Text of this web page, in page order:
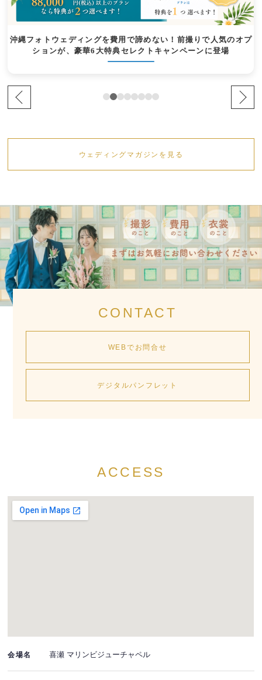
沖縄フォトウェディングを費用で諦めない！前撮りで人気のオプ
ションが、豪華6大特典セレクトキャンペーンに登場
ウェディングマガジンを見る
CONTACT
WEBでお問合せ
デジタルパンフレット
ACCESS
会場名 喜瀬 マリンビジューチャペル